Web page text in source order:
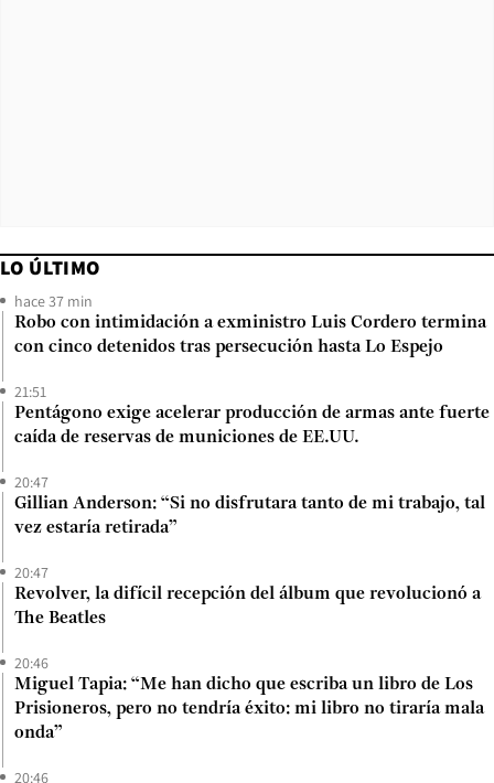
LO ÚLTIMO
hace 37 min
Robo con intimidación a exministro Luis Cordero termina
con cinco detenidos tras persecución hasta Lo Espejo
21:51
Pentágono exige acelerar producción de armas ante fuerte
caída de reservas de municiones de EE.UU.
20:47
Gillian Anderson: “Si no disfrutara tanto de mi trabajo, tal
vez estaría retirada”
20:47
Revolver, la difícil recepción del álbum que revolucionó a
The Beatles
20:46
Miguel Tapia: “Me han dicho que escriba un libro de Los
Prisioneros, pero no tendría éxito: mi libro no tiraría mala
onda”
20:46